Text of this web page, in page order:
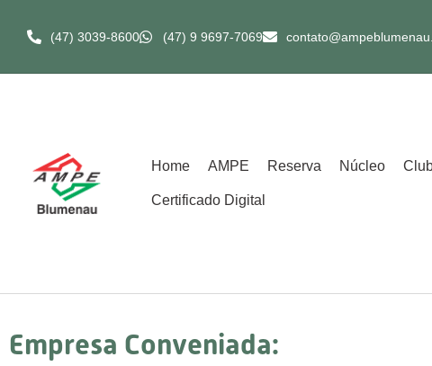
(47) 3039-8600​ (47) 9 9697-7069
Home AMPE Reserva Núcleo
Certificado Digital
Empresa Conveniada: